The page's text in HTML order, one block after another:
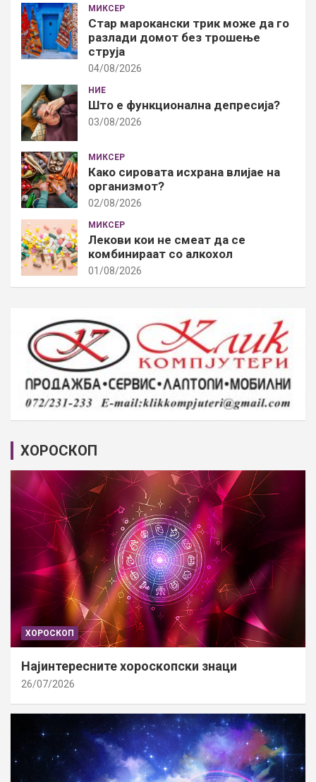
МИКСЕР
Стар марокански трик може да го
разлади домот без трошење
струја
04/08/2026
НИЕ
Што е функционална депресија?
03/08/2026
МИКСЕР
Како сировата исхрана влијае на
организмот?
02/08/2026
МИКСЕР
Лекови кои не смеат да се
комбинираат со алкохол
01/08/2026
ХОРОСКОП
ХОРОСКОП
Најинтересните хороскопски знаци
26/07/2026